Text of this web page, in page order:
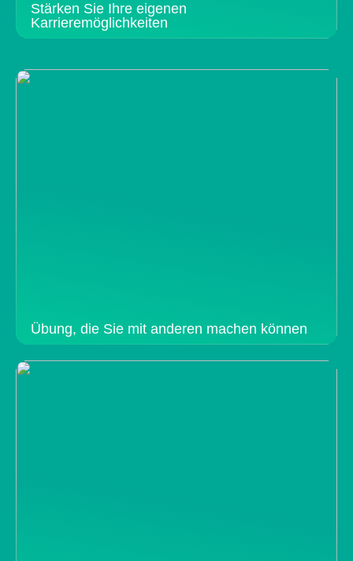
Stärken Sie Ihre eigenen
Karrieremöglichkeiten
Übung, die Sie mit anderen machen können